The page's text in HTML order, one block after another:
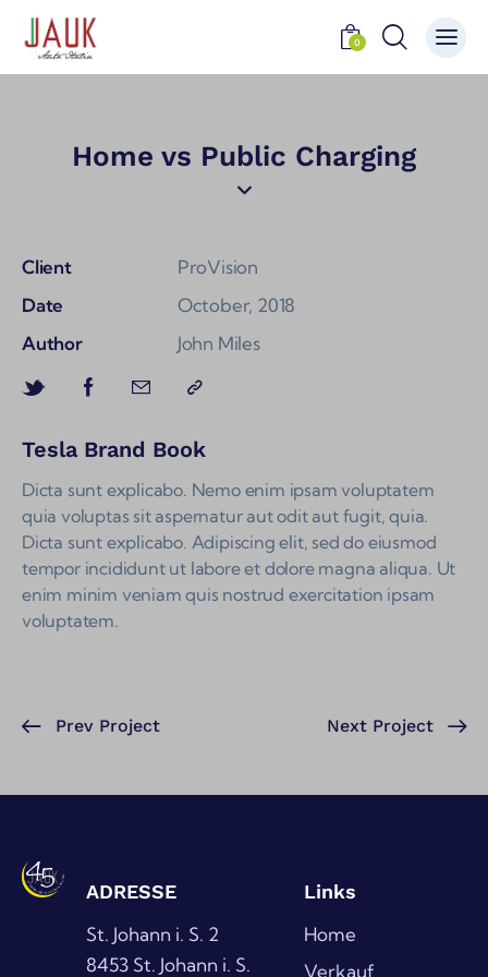
0
Home vs Public Charging
Tesla Brand Book
Dicta sunt explicabo. Nemo enim ipsam voluptatem
quia voluptas sit aspernatur aut odit aut fugit, quia.
Dicta sunt explicabo. Adipiscing elit, sed do eiusmod
tempor incididunt ut labore et dolore magna aliqua. Ut
enim minim veniam quis nostrud exercitation ipsam
voluptatem.
Client
ProVision
Date
October, 2018
Author
John Miles
Prev Project Next Project
ADRESSE
St. Johann i. S. 2
8453 St. Johann i. S.
Links
Home
Verkauf